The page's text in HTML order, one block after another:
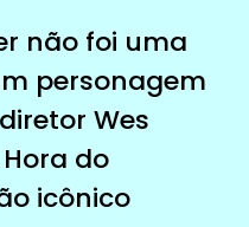
não foi uma
personagem
Wes
do
icônico